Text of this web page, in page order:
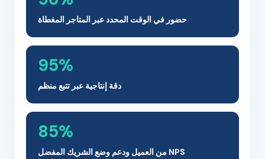
حضور في الوقت المحدد عبر المتاجر المغطاة
95%
دقة إنتاجية عبر تتبع منظم
85%
NPS من العميل ودعم وضع الشريك المفضل